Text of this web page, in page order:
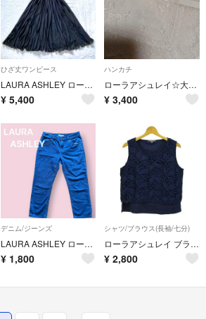
ひざ丈ワンピース
LAURA ASHLEY ローラアシュレイ ミモレ丈 プリーツフレアワンピース
¥ 5,400
ハンカチ
ローラアシュレイ☆大判ハンカチーフ🌼56×56
¥ 3,400
デニム/ジーンズ
LAURA ASHLEY ローラアシュレイ 刺繍 レディース デニムパンツ ジーンズ クロップド丈
¥ 1,800
シャツ/ブラウス(長袖/七分)
ローラアシュレイ ブラウス シャツ トップス ノースリーブ レース レディース Lサイズ ネイビー Laura Ashley
¥ 2,800